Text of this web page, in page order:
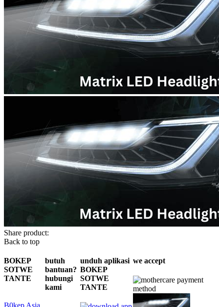
Share product:
Back to top
BOKEP
SOTWE
TANTE
butuh
bantuan?
hubungi
kami
unduh aplikasi
BOKEP
SOTWE
TANTE
we accept